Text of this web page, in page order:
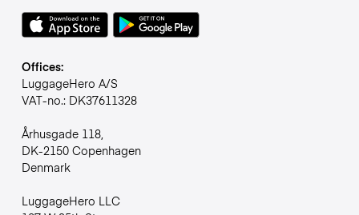
Offices:
LuggageHero A/S
VAT-no.: DK37611328
Århusgade 118,
DK-2150 Copenhagen
Denmark
LuggageHero LLC